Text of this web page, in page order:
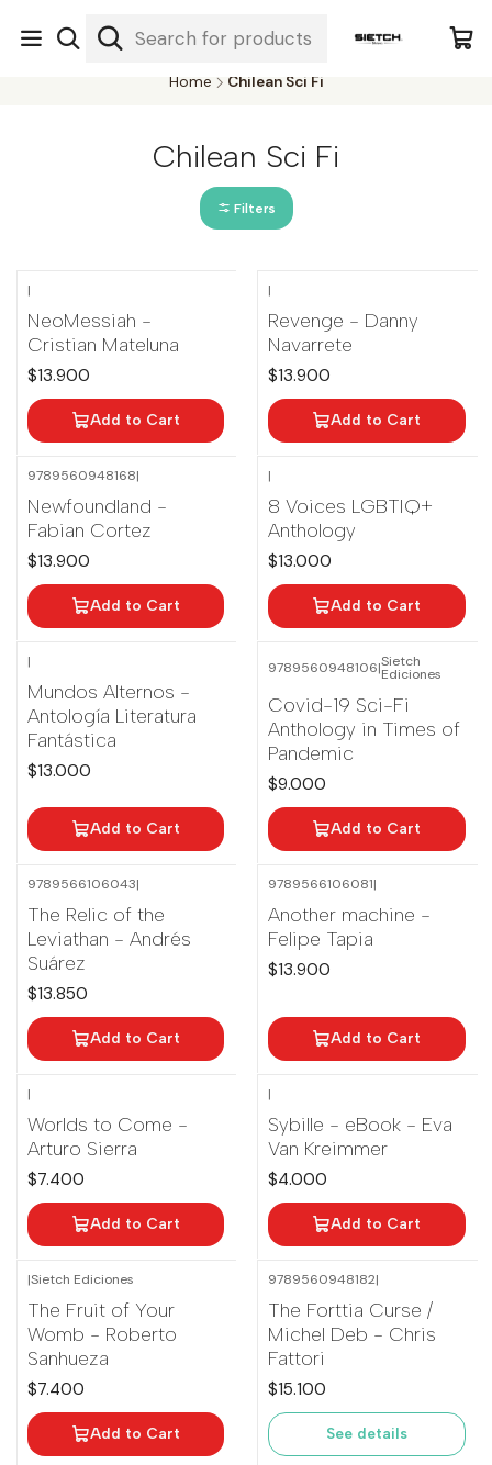
Nuestra librería - Serrano 317 local 3 - Limache.
#SomospartedelSietch
Home Chilean Sci Fi
Chilean Sci Fi
Filters
|
NeoMessiah -
Cristian Mateluna
$13.900
Add to Cart
|
Revenge - Danny
Navarrete
$13.900
Add to Cart
9789560948168|
Newfoundland -
Fabian Cortez
$13.900
Add to Cart
|
8 Voices LGBTIQ+
Anthology
$13.000
Add to Cart
|
Mundos Alternos -
Antología Literatura
Fantástica
$13.000
Add to Cart
9789560948106|Sietch
Ediciones
Covid-19 Sci-Fi
Anthology in Times of
Pandemic
$9.000
Add to Cart
9789566106043|
The Relic of the
Leviathan - Andrés
Suárez
$13.850
Add to Cart
9789566106081|
Another machine -
Felipe Tapia
$13.900
Add to Cart
|
Worlds to Come -
Arturo Sierra
$7.400
Add to Cart
|
Sybille - eBook - Eva
Van Kreimmer
$4.000
Add to Cart
|Sietch Ediciones
The Fruit of Your
Womb - Roberto
Sanhueza
$7.400
Add to Cart
9789560948182|
The Forttia Curse /
Michel Deb - Chris
Fattori
$15.100
See details